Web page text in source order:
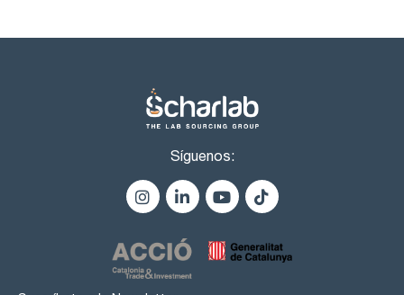
acetaldehido + acetal (como CH3CHO): max. 10 ppm
benceno (G.C.): max. 2 ppm
metanol (G.C.): max. 200 ppm
total de otras impurezas (G.C.): max. 300 ppm
forma cualitativa del espectro UV/VIS (EP): pasa test
materia no volátil : max. 25 ppm
absorbancia en una celda de 5,0 cm a 240 nm: max. 0,40
Síguenos: